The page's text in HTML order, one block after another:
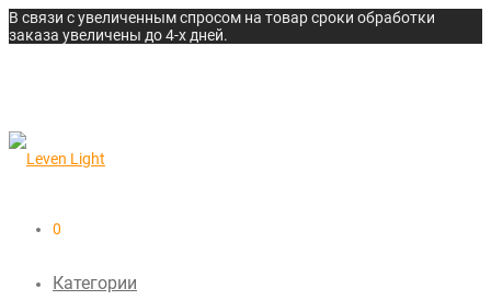
В связи с увеличенным спросом на товар сроки обработки
заказа увеличены до 4-х дней.
0
Категории